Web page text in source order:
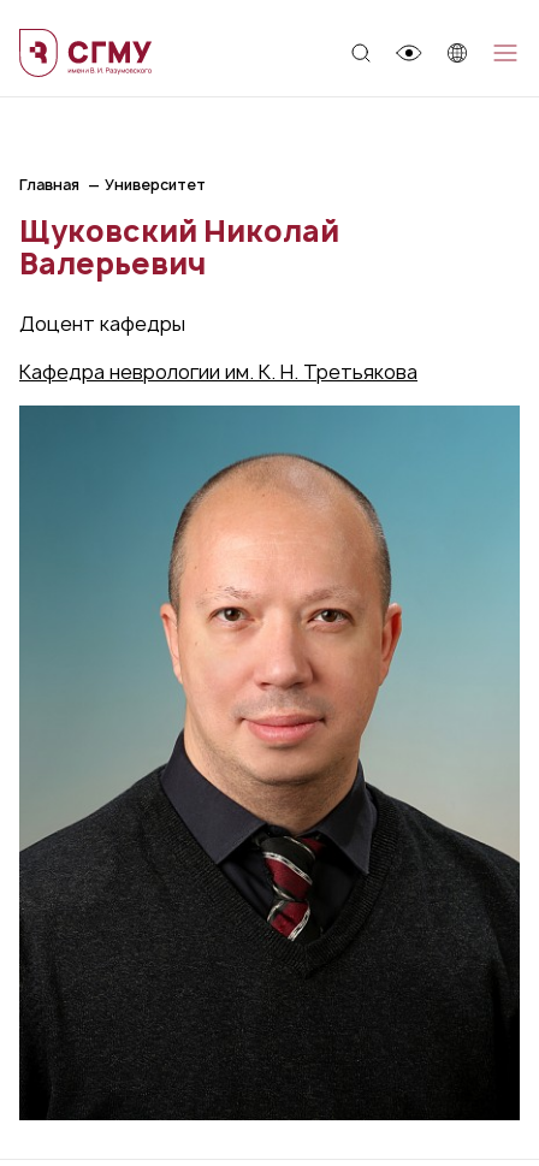
Главная Университет
Щуковский Николай
Валерьевич
Доцент кафедры
Кафедра неврологии им. К. Н. Третьякова